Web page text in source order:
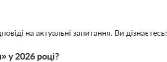
на актуальні запитання. Ви дізнаєтесь:
у 2026 році?